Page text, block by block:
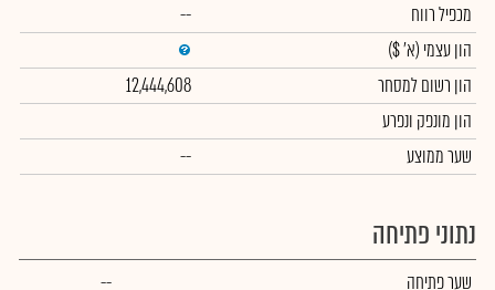
מכפיל רווח
--
הון עצמי (א' $)
הון רשום למסחר
12,444,608
הון מונפק ונפרע
שער ממוצע
--
נתוני פתיחה
שער פתיחה --